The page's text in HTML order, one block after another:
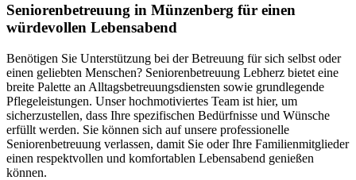
Senioren­betreuung in Münzenberg für einen
würdevollen Lebensabend
Benötigen Sie Unterstützung bei der Betreuung für sich selbst oder
einen geliebten Menschen? Seniorenbetreuung Lebherz bietet eine
breite Palette an Alltagsbetreuungsdiensten sowie grundlegende
Pflegeleistungen. Unser hochmotiviertes Team ist hier, um
sicherzustellen, dass Ihre spezifischen Bedürfnisse und Wünsche
erfüllt werden. Sie können sich auf unsere professionelle
Seniorenbetreuung verlassen, damit Sie oder Ihre Familienmitglieder
einen respektvollen und komfortablen Lebensabend genießen
können.